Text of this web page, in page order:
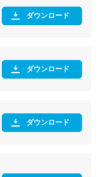
ダウンロード
ダウンロード
ダウンロード